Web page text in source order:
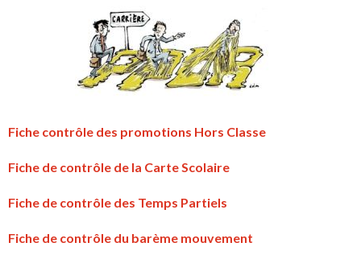
Fiche contrôle des promotions Hors Classe
Fiche de contrôle de la Carte Scolaire
Fiche de contrôle des Temps Partiels
Fiche de contrôle du barème mouvement